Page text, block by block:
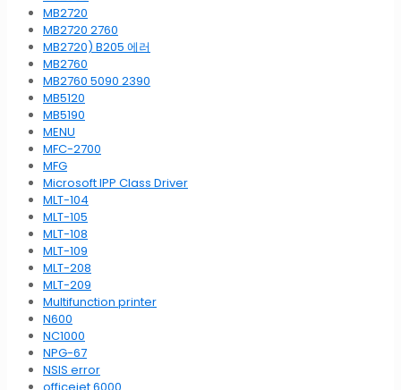
MB2720
MB2720 2760
MB2720) B205 에러
MB2760
MB2760 5090 2390
MB5120
MB5190
MENU
MFC-2700
MFG
Microsoft IPP Class Driver
MLT-104
MLT-105
MLT-108
MLT-109
MLT-208
MLT-209
Multifunction printer
N600
NC1000
NPG-67
NSIS error